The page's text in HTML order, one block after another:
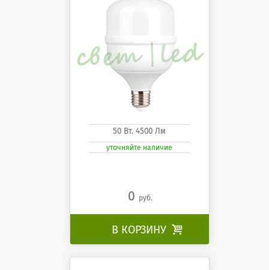
50 Вт. 4500 Лм
уточняйте наличие
0 руб.
В КОРЗИНУ 